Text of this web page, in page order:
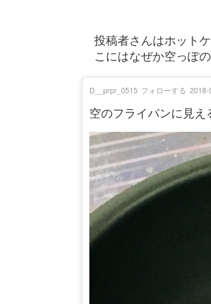
投稿者さんはホット
こにはなぜか空っぽ
空のフライパンに見
D__prpr_0515 フォローする 2018-